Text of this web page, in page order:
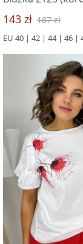
143 zł 187 zł